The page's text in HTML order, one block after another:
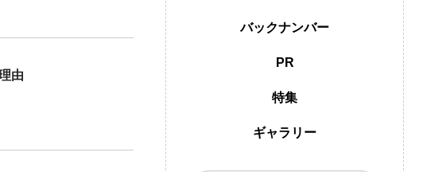
由
バックナンバー
PR
特集
ギャラリー